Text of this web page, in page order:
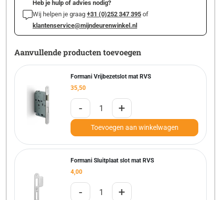
Heb je hulp of advies nodig?
Wij helpen je graag +31 (0)252 347 395 of
klantenservice@mijndeurenwinkel.nl
Aanvullende producten toevoegen
Formani Vrijbezetslot mat RVS
35,50
- +
Toevoegen aan winkelwagen
Formani Sluitplaat slot mat RVS
4,00
- +